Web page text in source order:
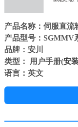
产品名称：伺服直流
产品型号：SGMMV
品牌：安川
类型： 用户手册(安
语言：英文